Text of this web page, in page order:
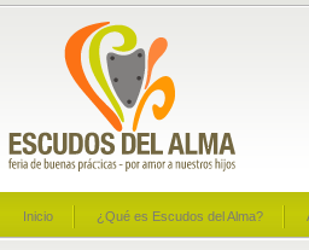
Inicio ¿Qué es Escudos del Alma?